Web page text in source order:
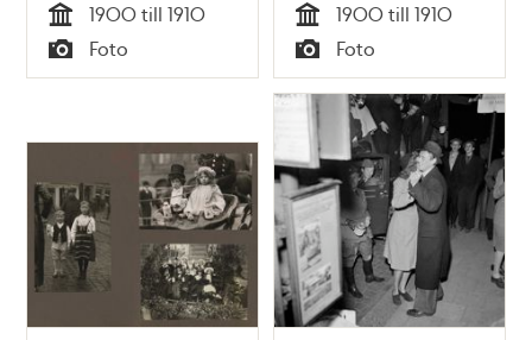
Tid
1900 till 1910
Typ
Foto Tid
1900 till 1910
Typ
Foto